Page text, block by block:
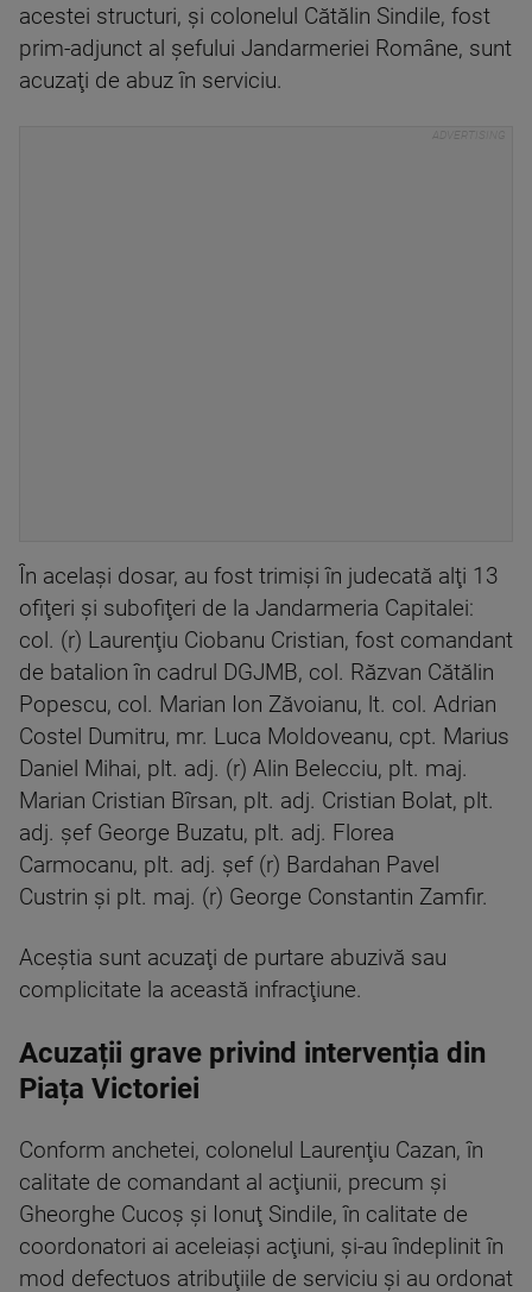
acestei structuri, şi colonelul Cătălin Sindile, fost
prim-adjunct al şefului Jandarmeriei Române, sunt
acuzaţi de abuz în serviciu.
În acelaşi dosar, au fost trimişi în judecată alţi 13
ofiţeri şi subofiţeri de la Jandarmeria Capitalei:
col. (r) Laurenţiu Ciobanu Cristian, fost comandant
de batalion în cadrul DGJMB, col. Răzvan Cătălin
Popescu, col. Marian Ion Zăvoianu, lt. col. Adrian
Costel Dumitru, mr. Luca Moldoveanu, cpt. Marius
Daniel Mihai, plt. adj. (r) Alin Belecciu, plt. maj.
Marian Cristian Bîrsan, plt. adj. Cristian Bolat, plt.
adj. şef George Buzatu, plt. adj. Florea
Carmocanu, plt. adj. şef (r) Bardahan Pavel
Custrin şi plt. maj. (r) George Constantin Zamfir.
Aceştia sunt acuzaţi de purtare abuzivă sau
complicitate la această infracţiune.
Acuzații grave privind intervenția din
Piața Victoriei
Conform anchetei, colonelul Laurenţiu Cazan, în
calitate de comandant al acţiunii, precum şi
Gheorghe Cucoş şi Ionuţ Sindile, în calitate de
coordonatori ai aceleiaşi acţiuni, şi-au îndeplinit în
mod defectuos atribuţiile de serviciu şi au ordonat